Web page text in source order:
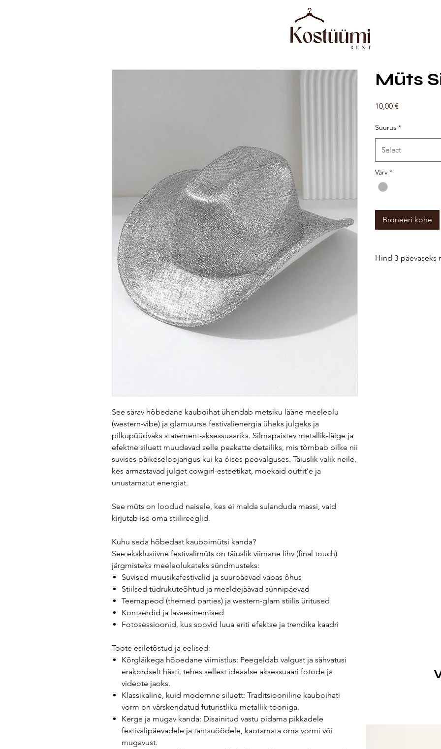
See särav hõbedane kauboihat ühendab metsiku lääne meeleolu
(western-vibe) ja glamuurse festivalienergia üheks julgeks ja
pilkupüüdvaks statement-aksessuaariks. Silmapaistev metallik-läige ja
efektne siluett muudavad selle peakatte detailiks, mis tõmbab pilke nii
suvises päikeseloojangus kui ka öises peovalguses. Täiuslik valik neile,
kes armastavad julget cowgirl-esteetikat, moekaid outfit’e ja
unustamatut energiat.
See müts on loodud naisele, kes ei malda sulanduda massi, vaid
kirjutab ise oma stiilireeglid.
Kuhu seda hõbedast kauboimütsi kanda?
See eksklusiivne festivalimüts on täiuslik viimane lihv (final touch)
järgmisteks meeleolukateks sündmusteks:
Suvised muusikafestivalid ja suurpäevad vabas õhus
Stiilsed tüdrukuteõhtud ja meeldejäävad sünnipäevad
Teemapeod (themed parties) ja western-glam stiilis üritused
Kontserdid ja lavaesinemised
Fotosessioonid, kus soovid luua eriti efektse ja trendika kaadri
Toote esiletõstud ja eelised:
Kõrgläikega hõbedane viimistlus: Peegeldab valgust ja sähvatusi
erakordselt hästi, tehes sellest ideaalse aksessuaari fotode ja
videote jaoks.
Klassikaline, kuid modernne siluett: Traditsiooniline kauboihati
vorm on värskendatud futuristliku metallik-tooniga.
Kerge ja mugav kanda: Disainitud vastu pidama pikkadele
festivalipäevadele ja tantsuöödele, kaotamata oma vormi või
mugavust.
Müts
10,00 €
Suurus *
Select
Värv *
Broneeri kohe
Hind 3-